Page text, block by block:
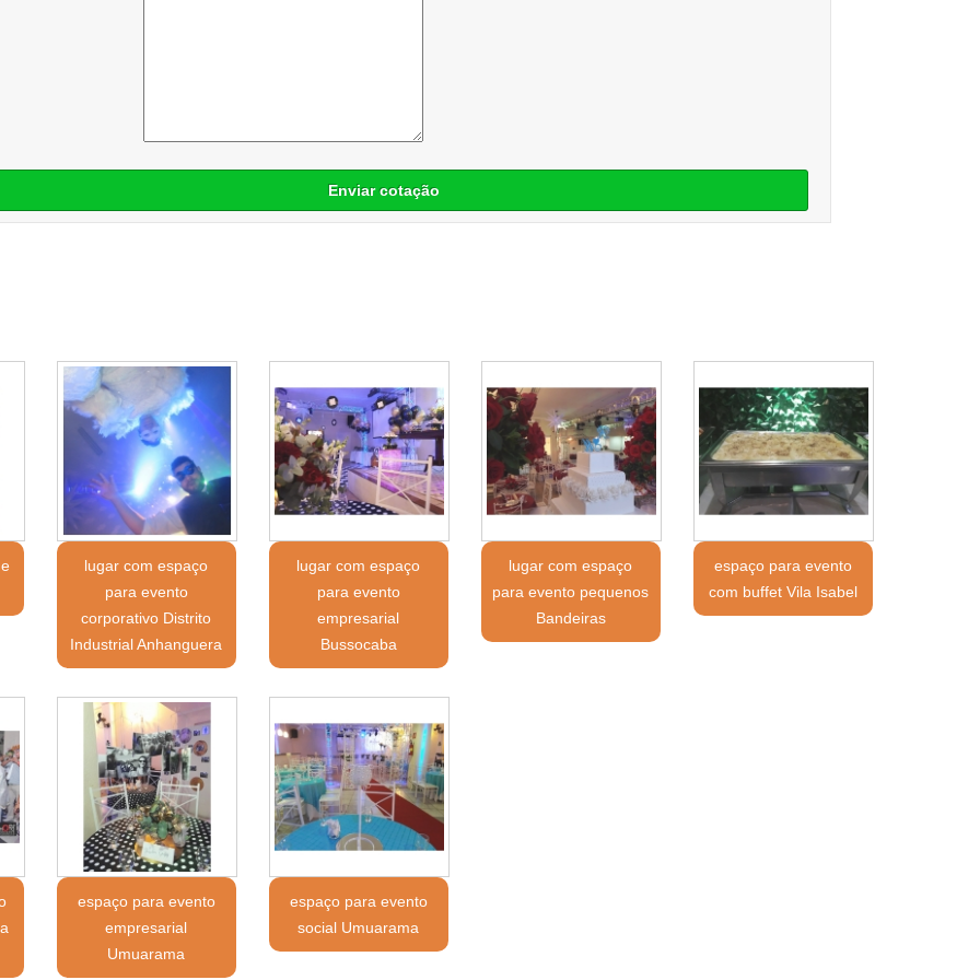
Enviar cotação
lugar com espaço
para evento
corporativo Distrito
Industrial Anhanguera
lugar com espaço
para evento
empresarial
Bussocaba
lugar com espaço
para evento pequenos
Bandeiras
espaço para evento
com buffet Vila Isabel
espaço para evento
empresarial
Umuarama
espaço para evento
social Umuarama